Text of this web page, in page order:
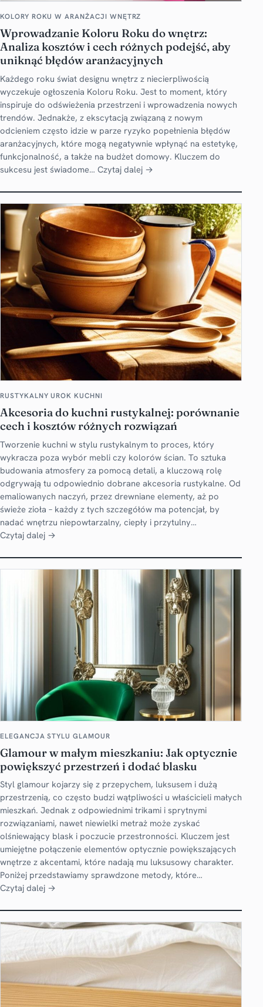
KOLORY ROKU W ARANŻACJI WNĘTRZ
Wprowadzanie Koloru Roku do wnętrz:
Analiza kosztów i cech różnych podejść, aby
uniknąć błędów aranżacyjnych
Każdego roku świat designu wnętrz z niecierpliwością
wyczekuje ogłoszenia Koloru Roku. Jest to moment, który
inspiruje do odświeżenia przestrzeni i wprowadzenia nowych
trendów. Jednakże, z ekscytacją związaną z nowym
odcieniem często idzie w parze ryzyko popełnienia błędów
aranżacyjnych, które mogą negatywnie wpłynąć na estetykę,
funkcjonalność, a także na budżet domowy. Kluczem do
sukcesu jest świadome… Czytaj dalej →
RUSTYKALNY UROK KUCHNI
Akcesoria do kuchni rustykalnej: porównanie
cech i kosztów różnych rozwiązań
Tworzenie kuchni w stylu rustykalnym to proces, który
wykracza poza wybór mebli czy kolorów ścian. To sztuka
budowania atmosfery za pomocą detali, a kluczową rolę
odgrywają tu odpowiednio dobrane akcesoria rustykalne. Od
emaliowanych naczyń, przez drewniane elementy, aż po
świeże zioła – każdy z tych szczegółów ma potencjał, by
nadać wnętrzu niepowtarzalny, ciepły i przytulny…
Czytaj dalej →
ELEGANCJA STYLU GLAMOUR
Glamour w małym mieszkaniu: Jak optycznie
powiększyć przestrzeń i dodać blasku
Styl glamour kojarzy się z przepychem, luksusem i dużą
przestrzenią, co często budzi wątpliwości u właścicieli małych
mieszkań. Jednak z odpowiednimi trikami i sprytnymi
rozwiązaniami, nawet niewielki metraż może zyskać
olśniewający blask i poczucie przestronności. Kluczem jest
umiejętne połączenie elementów optycznie powiększających
wnętrze z akcentami, które nadają mu luksusowy charakter.
Poniżej przedstawiamy sprawdzone metody, które…
Czytaj dalej →